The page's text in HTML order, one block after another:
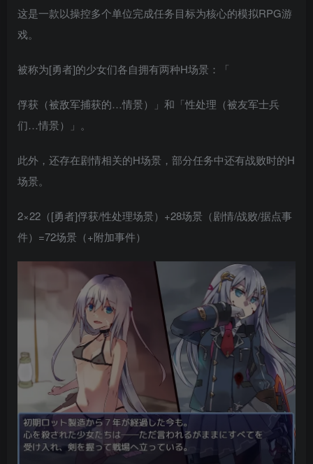
这是一款以操控多个单位完成任务目标为核心的模拟RPG游
戏。
被称为[勇者]的少女们各自拥有两种H场景：「
俘获（被敌军捕获的…情景）」和「性处理（被友军士兵
们…情景）」。
此外，还存在剧情相关的H场景，部分任务中还有战败时的H
场景。
2×22（[勇者]俘获/性处理场景）+28场景（剧情/战败/据点事
件）=72场景（+附加事件）